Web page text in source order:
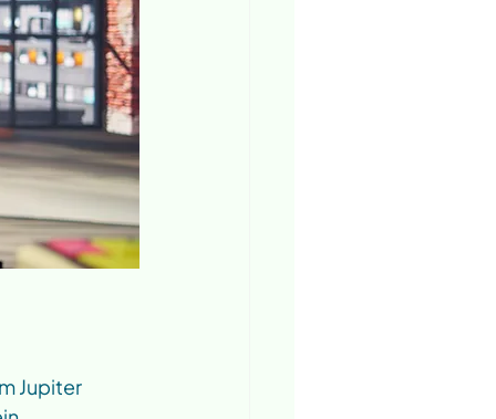
Jupiter